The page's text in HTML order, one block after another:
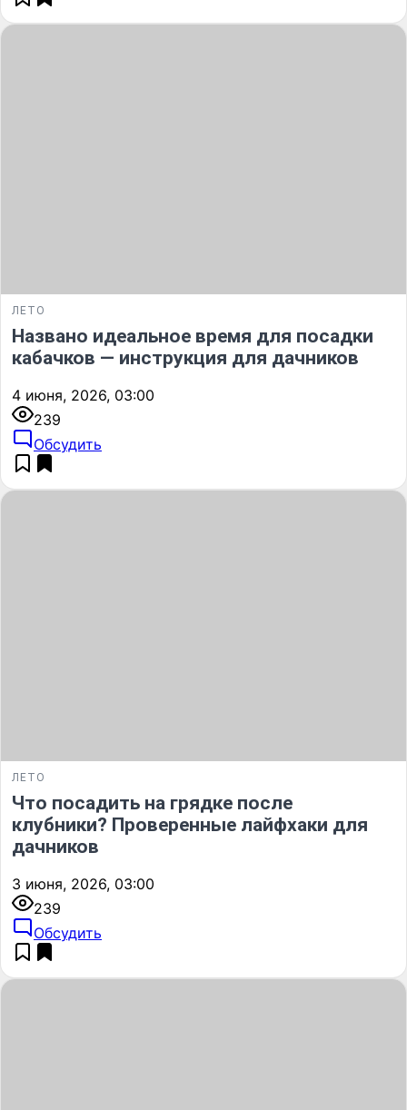
ЛЕТО
Названо идеальное время для посадки
кабачков — инструкция для дачников
4 июня, 2026, 03:00
239
Обсудить
ЛЕТО
Что посадить на грядке после
клубники? Проверенные лайфхаки для
дачников
3 июня, 2026, 03:00
239
Обсудить